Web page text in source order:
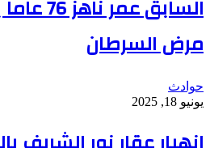
السابق
مرض السرطان
حوادث
يونيو 18, 2025